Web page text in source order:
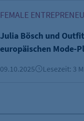
FEMALE
Julia Bösch und
europäischen Mode-
09.10.2025 Lesezeit: 3